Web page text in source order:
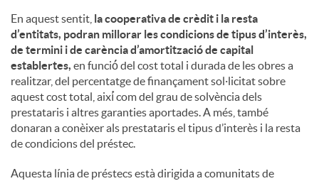
En aquest sentit, la cooperativa de crèdit i la resta
d’entitats, podran millorar les condicions de tipus d’interès,
de termini i de carència d’amortització de capital
establertes, en funció́ del cost total i durada de les obres a
realitzar, del percentatge de finançament sol·licitat sobre
aquest cost total, així́ com del grau de solvència dels
prestataris i altres garanties aportades. A més, també
donaran a conèixer als prestataris el tipus d’interès i la resta
de condicions del préstec.
Aquesta línia de préstecs està dirigida a comunitats de